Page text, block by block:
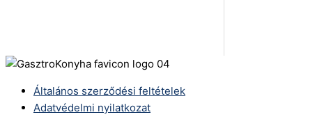
Általános szerződési feltételek
Adatvédelmi nyilatkozat